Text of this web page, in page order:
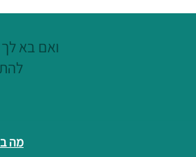
ואם בא
מה